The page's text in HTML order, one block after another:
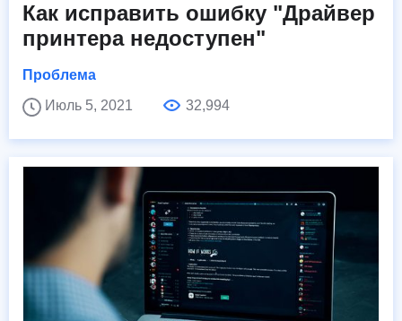
Как исправить ошибку "Драйвер
принтера недоступен"
Проблема
Июль 5, 2021
32,994